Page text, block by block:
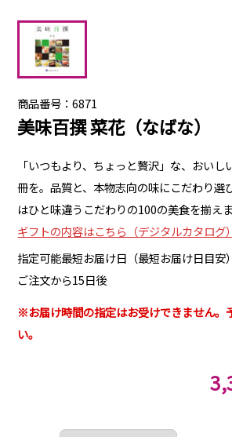
商品番号：6871
美味百撰 菜花（なばな）
「いつもより、ちょっと贅沢」な、おいし
冊を。品質と、本物志向の味にこだわり選
はひと味違うこだわりの100の美食を揃えま
ギフトの内容はこちら（デジタルカタログ）
指定可能最短お届け日（最短お届け日目安
ご注文から15日後
※お届け時間の指定はお受けできません。
い。